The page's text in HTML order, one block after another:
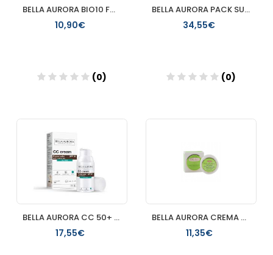
BELLA AURORA BIO10 FORTE LOCAL NOCHE SERUM DESPIGMENTANTE
10,90€
(0)
BELLA AURORA PACK SUBLIME 60 CREMA DIA+NOCHE
34,55€
(0)
BELLA AURORA CC 50+ OIL FREE
17,55€
BELLA AURORA CREMA ANTIMANCHAS DOBLE FUERZA 30 ML
11,35€